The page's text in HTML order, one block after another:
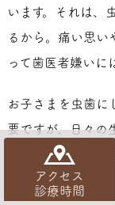
います。それは、
るから。痛い思い
って歯医者嫌いに
お子さまを虫歯に
要ですが、日々の
こでは日常的に気
アクセス
診療時間